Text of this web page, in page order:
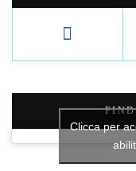
Clicca per